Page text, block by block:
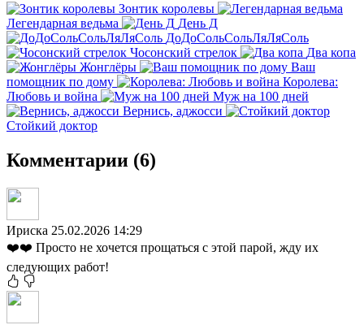
Зонтик королевы
Легендарная ведьма
День Д
ДоДоСольСольЛяЛяСоль
Чосонский стрелок
Два копа
Жонглёры
Ваш
помощник по дому
Королева:
Любовь и война
Муж на 100 дней
Вернись, аджосси
Стойкий доктор
Комментарии (6)
Ириска 25.02.2026 14:29
❤️❤️ Просто не хочется прощаться с этой парой, жду их
следующих работ!